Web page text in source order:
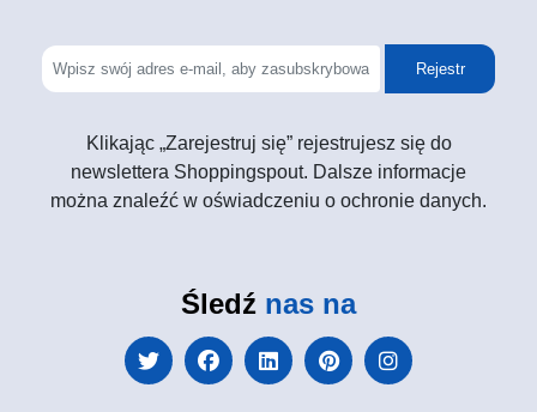
Rejestr
Klikając „Zarejestruj się” rejestrujesz się do
newslettera Shoppingspout. Dalsze informacje
można znaleźć w oświadczeniu o ochronie danych.
Śledź nas na